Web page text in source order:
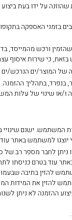
בזמני האספקה
בנפרד, בתהליך
ו/או שינוי של עלות
המשתמש. ישנם
יוצגו למשתמש
ניתן לחבר מספר
להזין בתיבה
להזין את המידות
ההזמנה לא ניתן